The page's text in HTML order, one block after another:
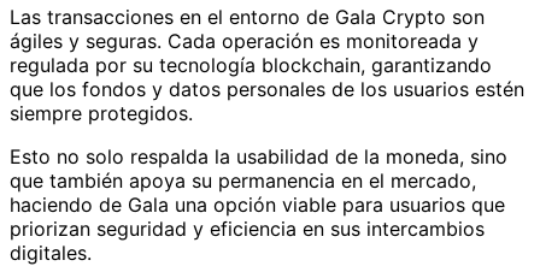
Las transacciones en el entorno de Gala Crypto son
ágiles y seguras. Cada operación es monitoreada y
regulada por su tecnología blockchain, garantizando
que los fondos y datos personales de los usuarios estén
siempre protegidos.
Esto no solo respalda la usabilidad de la moneda, sino
que también apoya su permanencia en el mercado,
haciendo de Gala una opción viable para usuarios que
priorizan seguridad y eficiencia en sus intercambios
digitales.